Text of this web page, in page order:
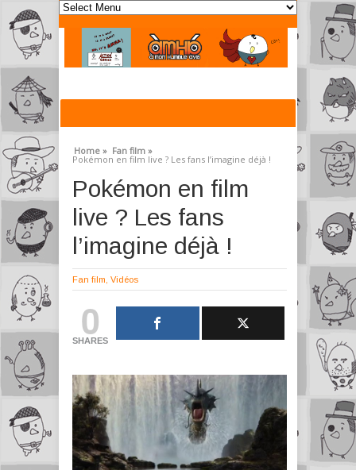
Home » Fan film »
Pokémon en film live ? Les fans l’imagine déjà !
Pokémon en film
live ? Les fans
l’imagine déjà !
Fan film Vidéos
0
SHARES